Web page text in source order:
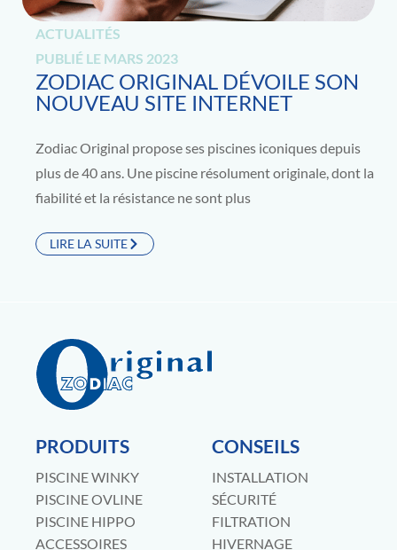
ACTUALITÉS
PUBLIÉ LE MARS 2023
ZODIAC ORIGINAL DÉVOILE SON
NOUVEAU SITE INTERNET
Zodiac Original propose ses piscines iconiques depuis
plus de 40 ans. Une piscine résolument originale, dont la
fiabilité et la résistance ne sont plus
LIRE LA SUITE
PRODUITS
PISCINE WINKY
PISCINE OVLINE
PISCINE HIPPO
ACCESSOIRES
CONSEILS
INSTALLATION
SÉCURITÉ
FILTRATION
HIVERNAGE